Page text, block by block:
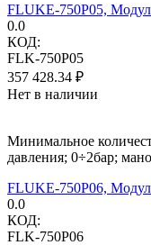
FLUKE-750P05,
0.0
КОД:
FLK-750P05
357 428.34 ₽
Нет в наличии
Минимальное
давления; 0÷2бар;
FLUKE-750P06,
0.0
КОД:
FLK-750P06